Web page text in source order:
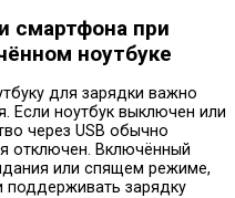
смартфона при
ноутбуке
для зарядки важно
Если ноутбук выключен или
через USB обычно
отключен. Включённый
или спящем режиме,
поддерживать зарядку